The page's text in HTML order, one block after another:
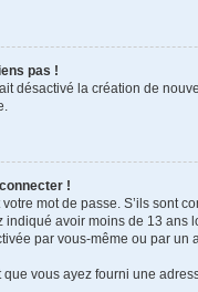
pas !
désactivé la création de
!
mot de passe. S’ils sont
indiqué avoir moins de 13
par vous-même ou par
vous ayez fourni une